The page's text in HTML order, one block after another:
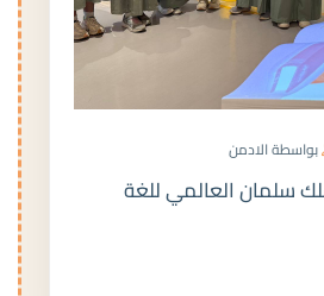
بواسطة الادمن
سلمان العالمي للغة